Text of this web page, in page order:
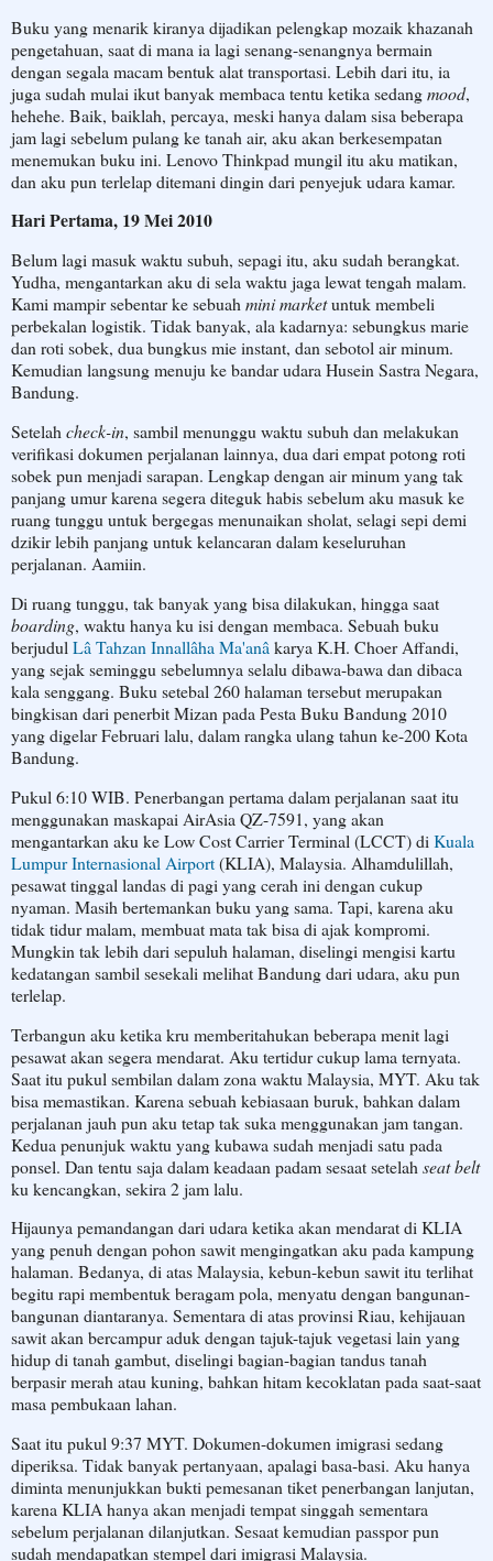
Buku yang menarik kiranya dijadikan pelengkap mozaik khazanah
pengetahuan, saat di mana ia lagi senang-senangnya bermain
dengan segala macam bentuk alat transportasi. Lebih dari itu, ia
juga sudah mulai ikut banyak membaca tentu ketika sedangmood,
hehehe. Baik, baiklah, percaya, meski hanya dalam sisa beberapa
jam lagi sebelum pulang ke tanah air, aku akan berkesempatan
menemukan buku ini. Lenovo Thinkpad mungil itu aku matikan,
dan aku pun terlelap ditemani dingin dari penyejuk udara kamar.
Hari Pertama, 19 Mei 2010
Belum lagi masuk waktu subuh, sepagi itu, aku sudah berangkat.
Yudha, mengantarkan aku di sela waktu jaga lewat tengah malam.
Kami mampir sebentar ke sebuahmini marketuntuk membeli
perbekalan logistik. Tidak banyak, ala kadarnya: sebungkus marie
dan roti sobek, dua bungkus mie instant, dan sebotol air minum.
Kemudian langsung menuju ke bandar udara Husein Sastra Negara,
Bandung.
Setelah check-in, sambil menunggu waktu subuh dan melakukan
verifikasi dokumen perjalanan lainnya, dua dari empat potong roti
sobek pun menjadi sarapan. Lengkap dengan air minum yang tak
panjang umur karena segera diteguk habis sebelum aku masuk ke
ruang tunggu untuk bergegas menunaikan sholat, selagi sepi demi
dzikir lebih panjang untuk kelancaran dalam keseluruhan
perjalanan. Aamiin.
Di ruang tunggu, tak banyak yang bisa dilakukan, hingga saat
boarding, waktu hanya ku isi dengan membaca. Sebuah buku
berjudul Lâ Tahzan Innallâha Ma'anâ karya K.H. Choer Affandi,
yang sejak seminggu sebelumnya selalu dibawa-bawa dan dibaca
kala senggang. Buku setebal 260 halaman tersebut merupakan
bingkisan dari penerbit Mizan pada Pesta Buku Bandung 2010
yang digelar Februari lalu, dalam rangka ulang tahun ke-200 Kota
Bandung.
Pukul 6:10 WIB. Penerbangan pertama dalam perjalanan saat itu
menggunakan maskapai AirAsia QZ-7591, yang akan
mengantarkan aku ke Low Cost Carrier Terminal (LCCT) di Kuala
Lumpur Internasional Airport(KLIA), Malaysia. Alhamdulillah,
pesawat tinggal landas di pagi yang cerah ini dengan cukup
nyaman. Masih bertemankan buku yang sama. Tapi, karena aku
tidak tidur malam, membuat mata tak bisa di ajak kompromi.
Mungkin tak lebih dari sepuluh halaman, diselingi mengisi kartu
kedatangan sambil sesekali melihat Bandung dari udara, aku pun
terlelap.
Terbangun aku ketika kru memberitahukan beberapa menit lagi
pesawat akan segera mendarat. Aku tertidur cukup lama ternyata.
Saat itu pukul sembilan dalam zona waktu Malaysia, MYT. Aku tak
bisa memastikan. Karena sebuah kebiasaan buruk, bahkan dalam
perjalanan jauh pun aku tetap tak suka menggunakan jam tangan.
Kedua penunjuk waktu yang kubawa sudah menjadi satu pada
ponsel. Dan tentu saja dalam keadaan padam sesaat setelah seat belt
ku kencangkan, sekira 2 jam lalu.
Hijaunya pemandangan dari udara ketika akan mendarat di KLIA
yang penuh dengan pohon sawit mengingatkan aku pada kampung
halaman. Bedanya, di atas Malaysia, kebun-kebun sawit itu terlihat
begitu rapi membentuk beragam pola, menyatu dengan bangunan-
bangunan diantaranya. Sementara di atas provinsi Riau, kehijauan
sawit akan bercampur aduk dengan tajuk-tajuk vegetasi lain yang
hidup di tanah gambut, diselingi bagian-bagian tandus tanah
berpasir merah atau kuning, bahkan hitam kecoklatan pada saat-saat
masa pembukaan lahan.
Saat itu pukul 9:37 MYT. Dokumen-dokumen imigrasi sedang
diperiksa. Tidak banyak pertanyaan, apalagi basa-basi. Aku hanya
diminta menunjukkan bukti pemesanan tiket penerbangan lanjutan,
karena KLIA hanya akan menjadi tempat singgah sementara
sebelum perjalanan dilanjutkan. Sesaat kemudian passpor pun
sudah mendapatkan stempel dari imigrasi Malaysia.